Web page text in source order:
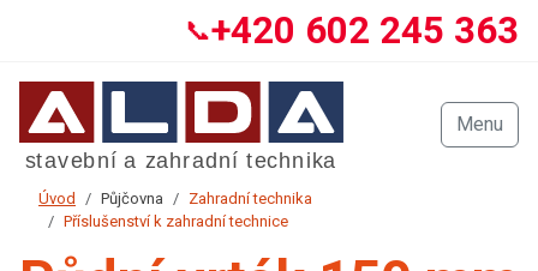
📞+420 602 245 363
Menu
Úvod Půjčovna
Zahradní technika
Příslušenství k zahradní technice